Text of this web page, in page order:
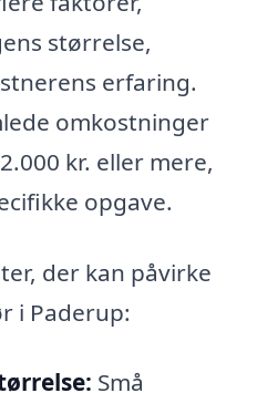
størrelse,
erfaring.
omkostninger
kr. eller mere,
opgave.
der kan påvirke
i Paderup:
Små